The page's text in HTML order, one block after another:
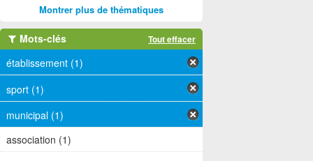
Montrer plus de thématiques
Mots-clés Tout effacer
établissement (1)
sport (1)
municipal (1)
association (1)